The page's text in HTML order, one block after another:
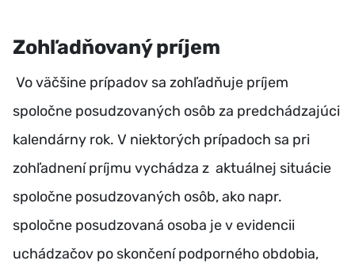
Zohľadňovaný príjem
Vo väčšine prípadov sa zohľadňuje príjem
spoločne posudzovaných osôb za predchádzajúci
kalendárny rok. V niektorých prípadoch sa pri
zohľadnení príjmu vychádza z aktuálnej situácie
spoločne posudzovaných osôb, ako napr.
spoločne posudzovaná osoba je v evidencii
uchádzačov po skončení podporného obdobia,